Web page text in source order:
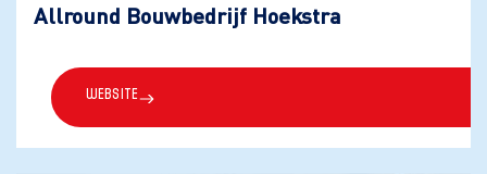
Allround Bouwbedrijf Hoekstra
Website